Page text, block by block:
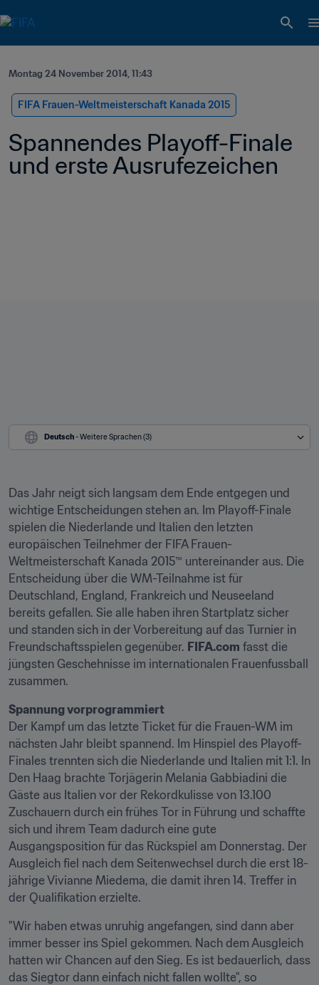
Montag 24 November 2014, 11:43
FIFA Frauen-Weltmeisterschaft Kanada 2015
Spannendes Playoff-Finale
und erste Ausrufezeichen
Deutsch - Weitere Sprachen (3)
Das Jahr neigt sich langsam dem Ende entgegen und
wichtige Entscheidungen stehen an. Im Playoff-Finale
spielen die Niederlande und Italien den letzten
europäischen Teilnehmer der FIFA Frauen-
Weltmeisterschaft Kanada 2015™ untereinander aus. Die
Entscheidung über die WM-Teilnahme ist für
Deutschland, England, Frankreich und Neuseeland
bereits gefallen. Sie alle haben ihren Startplatz sicher
und standen sich in der Vorbereitung auf das Turnier in
Freundschaftsspielen gegenüber. FIFA.com fasst die
jüngsten Geschehnisse im internationalen Frauenfussball
zusammen.
Der Kampf um das letzte Ticket für die Frauen-WM im
nächsten Jahr bleibt spannend. Im Hinspiel des Playoff-
Finales trennten sich die Niederlande und Italien mit 1:1. In
Den Haag brachte Torjägerin Melania Gabbiadini die
Gäste aus Italien vor der Rekordkulisse von 13.100
Zuschauern durch ein frühes Tor in Führung und schaffte
sich und ihrem Team dadurch eine gute
Ausgangsposition für das Rückspiel am Donnerstag. Der
Ausgleich fiel nach dem Seitenwechsel durch die erst 18-
jährige Vivianne Miedema, die damit ihren 14. Treffer in
der Qualifikation erzielte.
"Wir haben etwas unruhig angefangen, sind dann aber
immer besser ins Spiel gekommen. Nach dem Ausgleich
hatten wir Chancen auf den Sieg. Es ist bedauerlich, dass
das Siegtor dann einfach nicht fallen wollte", so